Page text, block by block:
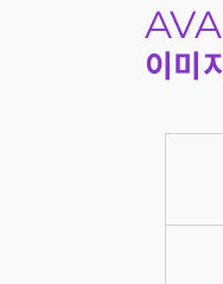
AVA
이미지